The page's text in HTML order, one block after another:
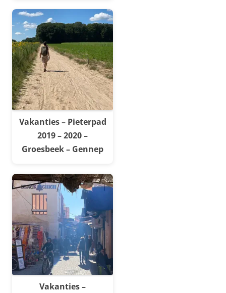
Vakanties – Pieterpad
2019 – 2020 –
Groesbeek – Gennep
Vakanties –